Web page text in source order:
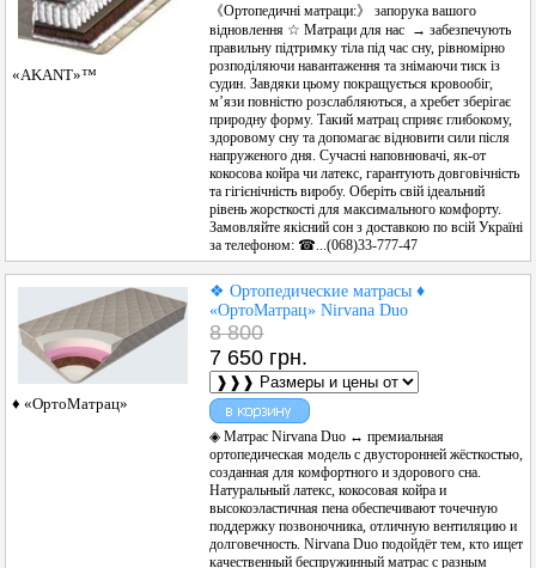
«AKANT»™
《Ортопедичні матраци:》 запорука вашого
відновлення ☆ Матраци для нас → забезпечують
правильну підтримку тіла під час сну, рівномірно
розподіляючи навантаження та знімаючи тиск із
судин. Завдяки цьому покращується кровообіг,
м’язи повністю розслабляються, а хребет зберігає
природну форму. Такий матрац сприяє глибокому,
здоровому сну та допомагає відновити сили після
напруженого дня. Сучасні наповнювачі, як-от
кокосова койра чи латекс, гарантують довговічність
та гігієнічність виробу. Оберіть свій ідеальний
рівень жорсткості для максимального комфорту.
Замовляйте якісний сон з доставкою по всій Україні
за телефоном: ☎...(068)33-777-47
♦ «ОртоМатрац»
❖ Ортопедические матрасы ♦
«ОртоМатрац» Nirvana Duo
8 800
7 650 грн.
◈ Матрас Nirvana Duo ↔ премиальная
ортопедическая модель с двусторонней жёсткостью,
созданная для комфортного и здорового сна.
Натуральный латекс, кокосовая койра и
высокоэластичная пена обеспечивают точечную
поддержку позвоночника, отличную вентиляцию и
долговечность. Nirvana Duo подойдёт тем, кто ищет
качественный беспружинный матрас с разным